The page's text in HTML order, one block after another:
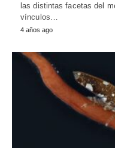
las distintas facetas del
vínculos…
4 años ago